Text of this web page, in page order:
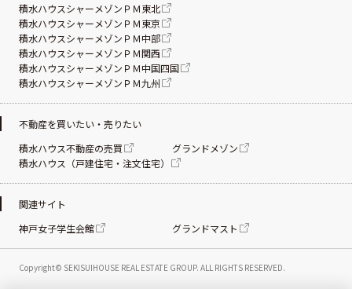
Copyright© SEKISUIHOUSE REAL ESTATE GROUP. ALL RIGHTS RESERVED.
積水ハウスシャーメゾンＰＭ東北
積水ハウスシャーメゾンＰＭ東京
積水ハウスシャーメゾンＰＭ中部
積水ハウスシャーメゾンＰＭ関西
積水ハウスシャーメゾンＰＭ中国四国
積水ハウスシャーメゾンＰＭ九州
不動産を買いたい・売りたい
積水ハウス不動産の売買
グランドメゾン
積水ハウス（戸建住宅・注文住宅）
関連サイト
神戸女子学生会館
グランドマスト